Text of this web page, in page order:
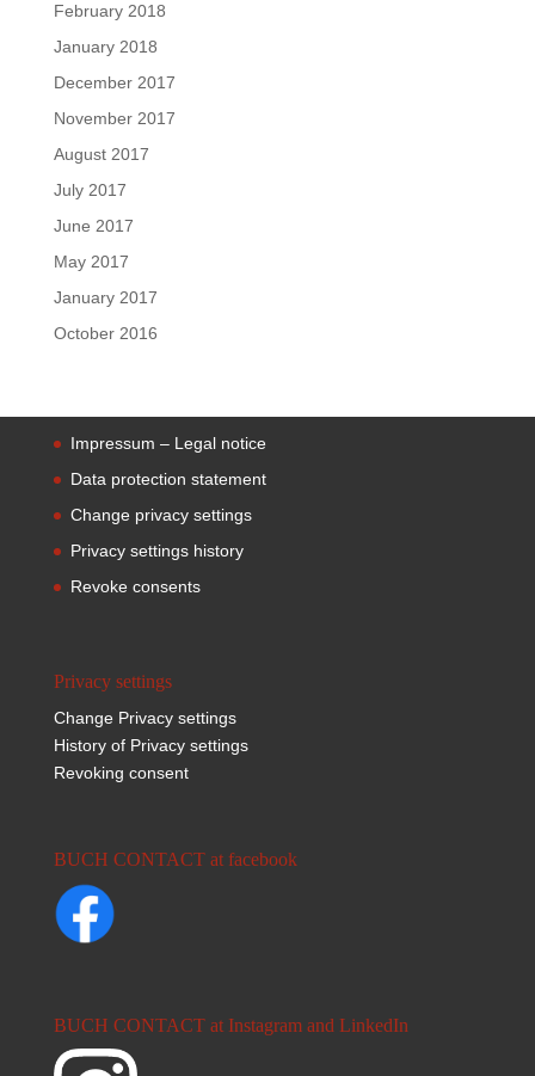
February 2018
January 2018
December 2017
November 2017
August 2017
July 2017
June 2017
May 2017
January 2017
October 2016
Impressum – Legal notice
Data protection statement
Change privacy settings
Privacy settings history
Revoke consents
Privacy settings
Change Privacy settings
History of Privacy settings
Revoking consent
BUCH CONTACT at facebook
BUCH CONTACT at Instagram and LinkedIn